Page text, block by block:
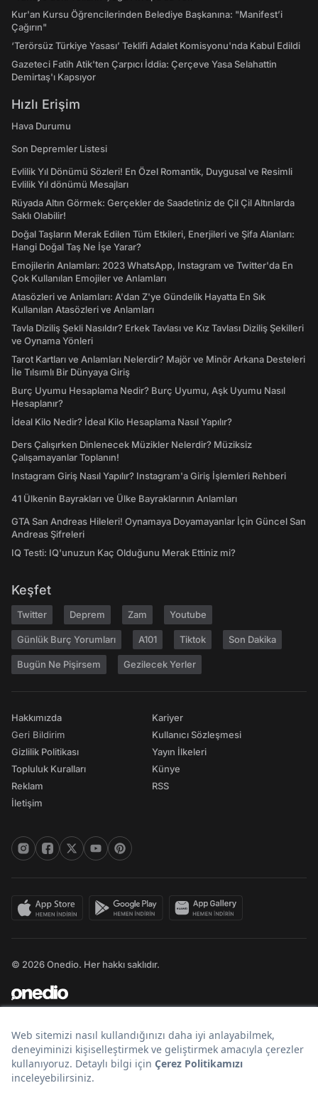
Kur'an Kursu Öğrencilerinden Belediye Başkanına: "Manifest’i
Çağırın"
‘Terörsüz Türkiye Yasası’ Teklifi Adalet Komisyonu'nda Kabul Edildi
Gazeteci Fatih Atik'ten Çarpıcı İddia: Çerçeve Yasa Selahattin
Demirtaş'ı Kapsıyor
Hızlı Erişim
Hava Durumu
Son Depremler Listesi
Evlilik Yıl Dönümü Sözleri! En Özel Romantik, Duygusal ve Resimli
Evlilik Yıl dönümü Mesajları
Rüyada Altın Görmek: Gerçekler de Saadetiniz de Çil Çil Altınlarda
Saklı Olabilir!
Doğal Taşların Merak Edilen Tüm Etkileri, Enerjileri ve Şifa Alanları:
Hangi Doğal Taş Ne İşe Yarar?
Emojilerin Anlamları: 2023 WhatsApp, Instagram ve Twitter'da En
Çok Kullanılan Emojiler ve Anlamları
Atasözleri ve Anlamları: A'dan Z'ye Gündelik Hayatta En Sık
Kullanılan Atasözleri ve Anlamları
Tavla Diziliş Şekli Nasıldır? Erkek Tavlası ve Kız Tavlası Diziliş Şekilleri
ve Oynama Yönleri
Tarot Kartları ve Anlamları Nelerdir? Majör ve Minör Arkana Desteleri
İle Tılsımlı Bir Dünyaya Giriş
Burç Uyumu Hesaplama Nedir? Burç Uyumu, Aşk Uyumu Nasıl
Hesaplanır?
İdeal Kilo Nedir? İdeal Kilo Hesaplama Nasıl Yapılır?
Ders Çalışırken Dinlenecek Müzikler Nelerdir? Müziksiz
Çalışamayanlar Toplanın!
Instagram Giriş Nasıl Yapılır? Instagram'a Giriş İşlemleri Rehberi
41 Ülkenin Bayrakları ve Ülke Bayraklarının Anlamları
GTA San Andreas Hileleri! Oynamaya Doyamayanlar İçin Güncel San
Andreas Şifreleri
IQ Testi: IQ'unuzun Kaç Olduğunu Merak Ettiniz mi?
Keşfet
Twitter Deprem Zam Youtube
Günlük Burç Yorumları A101 Tiktok Son Dakika
Bugün Ne Pişirsem Gezilecek Yerler
Hakkımızda
Geri Bildirim
Gizlilik Politikası
Topluluk Kuralları
Reklam
İletişim
Kariyer
Kullanıcı Sözleşmesi
Yayın İlkeleri
Künye
RSS
© 2026 Onedio. Her hakkı saklıdır.
Bir markasıdır.